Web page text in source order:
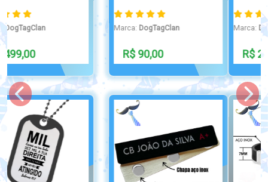
Marca: DogTagClan
R$ 253,00
Marca: DogTagClan
R$ 63,90